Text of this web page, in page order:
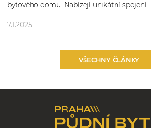
bytového domu. Nabízejí unikátní spojení…
7.1.2025
VŠECHNY ČLÁNKY